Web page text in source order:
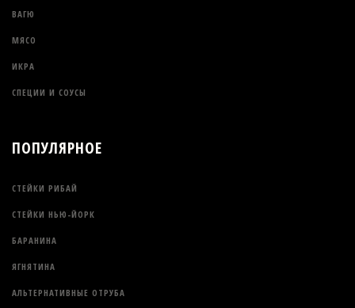
ВАГЮ
МЯСО
ИКРА
СПЕЦИИ И СОУСЫ
ПОПУЛЯРНОЕ
СТЕЙКИ РИБАЙ
СТЕЙКИ НЬЮ-ЙОРК
БАРАНИНА
ЯГНЯТИНА
АЛЬТЕРНАТИВНЫЕ ОТРУБА